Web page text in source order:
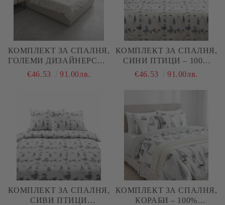
КОМПЛЕКТ ЗА СПАЛНЯ,
ГОЛЕМИ ДИЗАЙНЕРСКИ
СЪРЦА – 100%
€46.53 91.00лв.
КОМПЛЕКТ ЗА СПАЛНЯ,
СИНИ ПТИЦИ – 100%
НАТУРАЛЕН ПАМУК
€46.53 91.00лв.
КОМПЛЕКТ ЗА СПАЛНЯ,
СИВИ ПТИЦИ
КОМПЛЕКТ ЗА СПАЛНЯ,
КОРАБИ – 100%